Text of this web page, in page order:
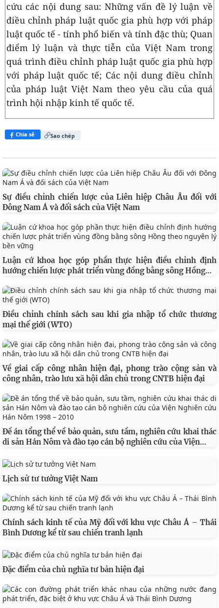
cứu các nội dung sau: Nhữngvấn đề lý luận về
điều chỉnh pháp luật quốc gia phù hợp với pháp
luật quốc tế - tính phổ biến và tính đặc thù; Quan
điểm lý luận và thực tiễn của Việt Nam trong
quá trình điều chỉnh pháp luật quốc gia phù hợp
với pháp luật quốc tế; Các nội dung điều chỉnh
của pháp luật Việt Nam theo yêu cầu của quá
trình hội nhập kinh tế quốc tế.
Chia sẻ Sao chép
Sự điều chỉnh chiến lược của Liên hiệp Châu Âu đối với
Đông Nam Á và đối sách của Việt Nam
Luận cứ khoa học góp phần thực hiện điều chỉnh định
hướng chiến lược phát triển vùng đồng bằng sông Hồng…
Điều chỉnh chính sách sau khi gia nhập tổ chức thương
mại thế giới (WTO)
Về giai cấp công nhân hiện đại, phong trào cộng sản và
công nhân, trào lưu xã hội dân chủ trong CNTB hiện đại
Đề án tổng thể về bảo quản, sưu tầm, nghiên cứu khai thác
di sản Hán Nôm và đào tạo cán bộ nghiên cứu của Viện…
Lịch sử tư tưởng Việt Nam
Chính sách kinh tế của Mỹ đối với khu vực Châu Á – Thái
Bình Dương kể từ sau chiến tranh lạnh
Đặc điểm của chủ nghĩa tư bản hiện đại